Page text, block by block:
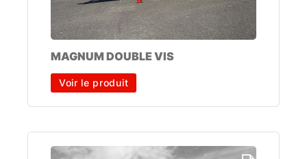
MAGNUM DOUBLE VIS
Voir le produit